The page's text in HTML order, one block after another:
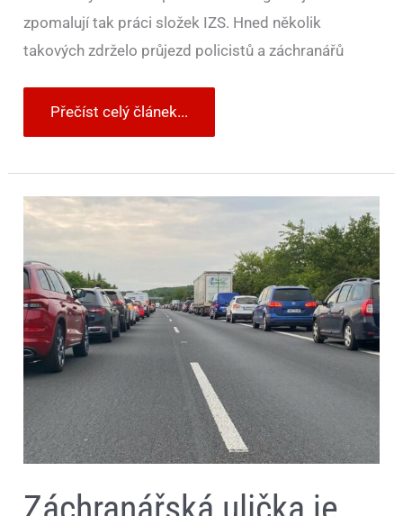
zpomalují tak práci složek IZS. Hned několik
takových zdrželo průjezd policistů a záchranářů
Přečíst celý článek...
Záchranářská
ulička
pro
složky
IZS
a
odtahovku.
Bohužel
ji
často
zneužívají
kterým
se
nechce
v
kolonách